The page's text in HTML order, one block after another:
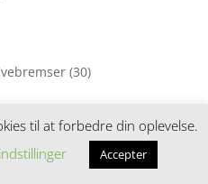
(30)
(1)til at forbedre din oplevelse.
Accepter